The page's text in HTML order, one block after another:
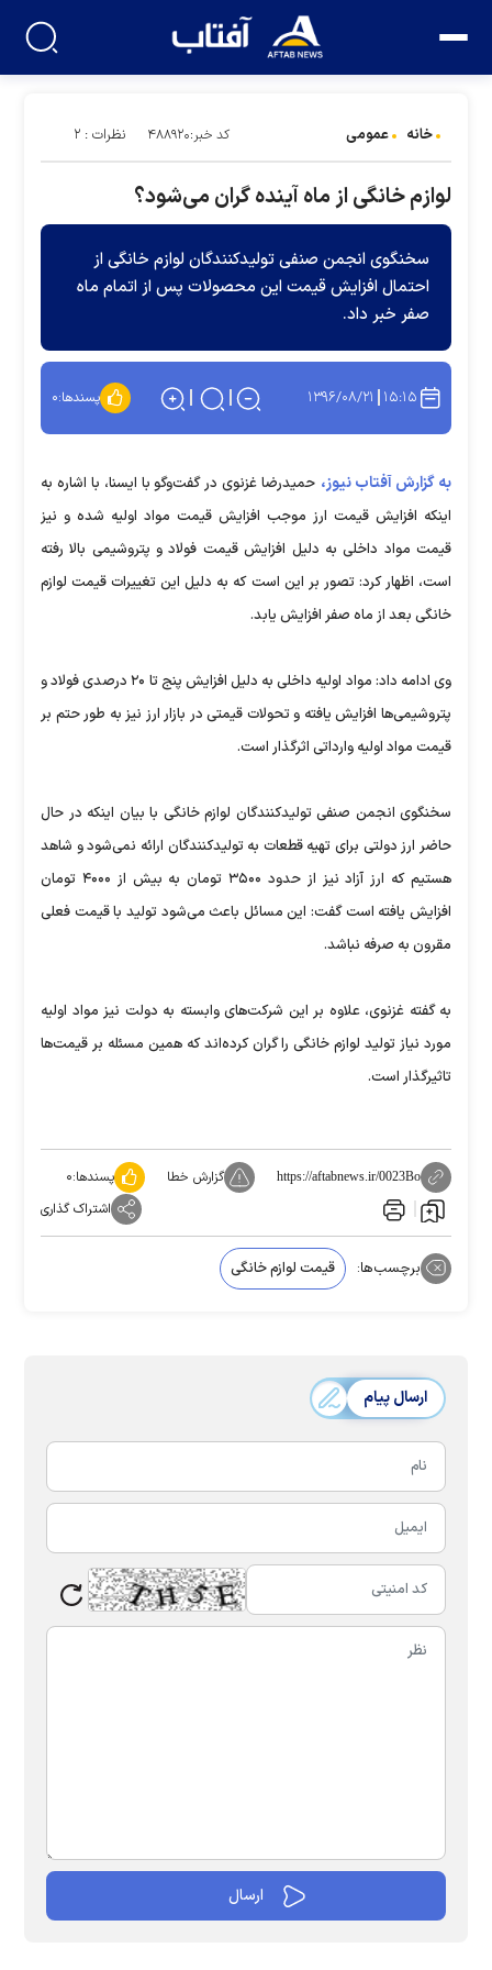
خانه عمومی کد خبر:۴۸۸۹۲۰ نظرات : ۲
لوازم خانگی از ماه آینده گران می‌شود؟
سخنگوی انجمن صنفی تولیدکنندگان لوازم خانگی از
احتمال افزایش قیمت این محصولات پس از اتمام ماه
صفر خبر داد.
۱۵:۱۵ ۱۳۹۶/۰۸/۲۱ پسندها:۰
به گزارش آفتاب نیوز، حمیدرضا غزنوی در گفت‌وگو با ایسنا، با اشاره به
اینکه افزایش قیمت ارز موجب افزایش قیمت مواد اولیه شده و نیز
قیمت مواد داخلی به دلیل افزایش قیمت فولاد و پتروشیمی بالا رفته
است، اظهار کرد: تصور بر این است که به دلیل این تغییرات قیمت لوازم
خانگی بعد از ماه صفر افزایش یابد.
وی ادامه داد: مواد اولیه داخلی به دلیل افزایش پنج تا ۲۰ درصدی فولاد و
پتروشیمی‌ها افزایش یافته و تحولات قیمتی در بازار ارز نیز به طور حتم بر
قیمت مواد اولیه وارداتی اثرگذار است.
سخنگوی انجمن صنفی تولیدکنندگان لوازم خانگی با بیان اینکه در حال
حاضر ارز دولتی برای تهیه قطعات به تولیدکنندگان ارائه نمی‌شود و شاهد
هستیم که ارز آزاد نیز از حدود ۳۵۰۰ تومان به بیش از ۴۰۰۰ تومان
افزایش یافته است گفت: این مسائل باعث می‌شود تولید با قیمت فعلی
مقرون به صرفه نباشد.
به گفته غزنوی، علاوه بر این شرکت‌های وابسته به دولت نیز مواد اولیه
مورد نیاز تولید لوازم خانگی را گران کرده‌اند که همین مسئله بر قیمت‌ها
تاثیرگذار است.
https://aftabnews.ir/0023Bo گزارش خطا پسندها:۰
اشتراک گذاری
برچسب‌ها: قیمت لوازم خانگی
ارسال پیام